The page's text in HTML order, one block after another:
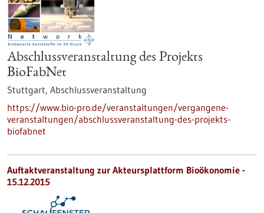
Abschlussveranstaltung des Projekts
BioFabNet
Stuttgart, Abschlussveranstaltung
https://www.bio-pro.de/veranstaltungen/vergangene-
veranstaltungen/abschlussveranstaltung-des-projekts-
biofabnet
Auftaktveranstaltung zur Akteursplattform Bioökonomie -
15.12.2015